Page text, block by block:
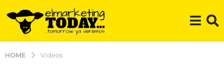
HOME Vídeos